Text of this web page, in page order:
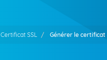
Certificat SSL Générer le certificat